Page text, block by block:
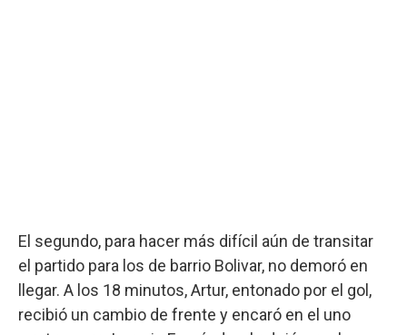
El segundo, para hacer más difícil aún de transitar
el partido para los de barrio Bolivar, no demoró en
llegar. A los 18 minutos, Artur, entonado por el gol,
recibió un cambio de frente y encaró en el uno